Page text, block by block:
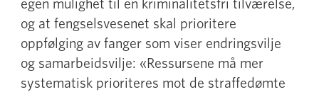
egen mulighet til en kriminalitetsfri tilværelse,
og at fengselsvesenet skal prioritere
oppfølging av fanger som viser endringsvilje
og samarbeidsvilje: «Ressursene må mer
systematisk prioriteres mot de straffedømte